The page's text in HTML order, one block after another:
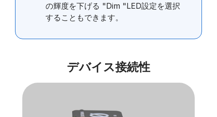
の輝度を下げる "Dim "LED設定を選択
することもできます。
デバイス接続性